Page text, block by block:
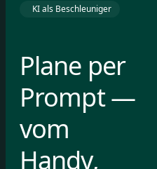
KI als Beschleuniger
Plane per
Prompt —
vom
Handy,